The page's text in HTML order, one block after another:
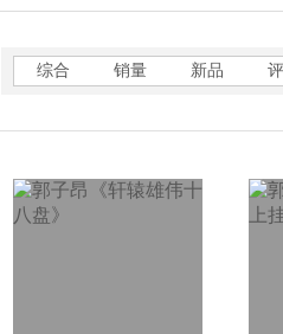
综合 销量 新品